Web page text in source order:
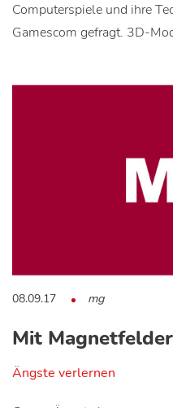
Computerspiele und ihre
Gamescom gefragt. 3D-
08.09.17 mg
Mit
Ängste verlernen